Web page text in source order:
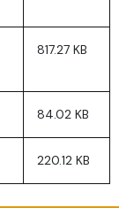
817.27 KB
84.02 KB
220.12 KB